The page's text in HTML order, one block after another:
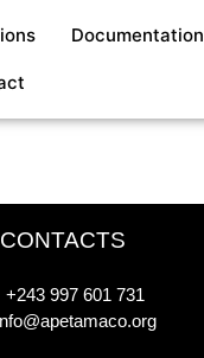
Documentation
CONTACTS
+243 997 601 731